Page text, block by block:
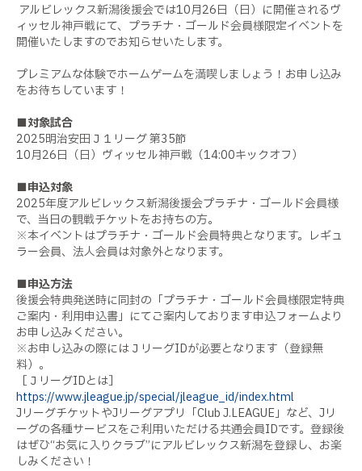
アルビレックス新潟後援会では10月26日（日）に開催されるヴ
ィッセル神戸戦にて、プラチナ・ゴールド会員様限定イベントを
開催いたしますのでお知らせいたします。
プレミアムな体験でホームゲームを満喫しましょう！お申し込み
をお待ちしています！
■対象試合
2025明治安田Ｊ１リーグ 第35節
10月26日（日）ヴィッセル神戸戦（14:00キックオフ）
■申込対象
2025年度アルビレックス新潟後援会プラチナ・ゴールド会員様
で、当日の観戦チケットをお持ちの方。
※本イベントはプラチナ・ゴールド会員特典となります。レギュ
ラー会員、法人会員は対象外となります。
■申込方法
後援会特典発送時に同封の「プラチナ・ゴールド会員様限定特典
ご案内・利用申込書」にてご案内しております申込フォームより
お申し込みください。
※お申し込みの際にはＪリーグIDが必要となります（登録無
料）。
［ＪリーグIDとは］
https://www.jleague.jp/special/jleague_id/index.html
JリーグチケットやJリーグアプリ「Club J.LEAGUE」など、 Jリ
ーグの各種サービスをご利用いただける共通会員IDです。登録後
はぜひ“お気に入りクラブ”にアルビレックス新潟を登録し、お楽
しみください！